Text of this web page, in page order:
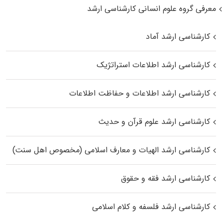
معرفی گروه علوم انسانی کارشناسی ارشد
کارشناسی ارشد آماد
کارشناسی ارشد اطلاعات استراتژیک
کارشناسی ارشد اطلاعات و حفاظت اطلاعات
کارشناسی ارشد علوم قرآن و حدیث
کارشناسی ارشد الهیات و معارف اسلامی (مخصوص اهل سنت)
کارشناسی ارشد فقه و حقوق
کارشناسی ارشد فلسفه و کلام اسلامی